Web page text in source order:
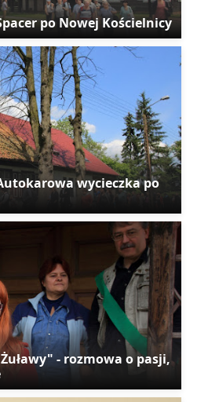
po Nowej Kościelnicy
wycieczka po
- rozmowa o pasji,